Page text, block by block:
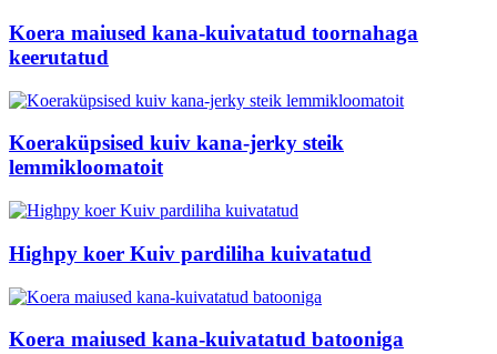
Koera maiused kana-kuivatatud toornahaga
keerutatud
Koeraküpsised kuiv kana-jerky steik
lemmikloomatoit
Highpy koer Kuiv pardiliha kuivatatud
Koera maiused kana-kuivatatud batooniga